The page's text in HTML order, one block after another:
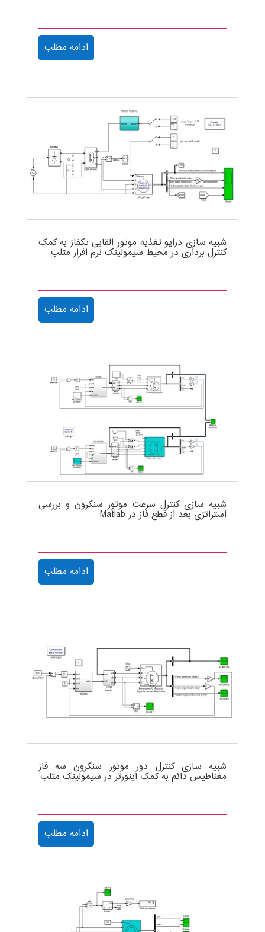
ادامه مطلب
شبیه سازی درایو تغذیه موتور القایی تکفاز به کمک
کنترل برداری در محیط سیمولینک نرم افزار متلب
ادامه مطلب
شبیه سازی کنترل سرعت موتور سنکرون و بررسی
استراتژی بعد از قطع فاز در Matlab
ادامه مطلب
شبیه سازی کنترل دور موتور سنکرون سه فاز
مغناطیس دائم به کمک اینورتر در سیمولینک متلب
ادامه مطلب